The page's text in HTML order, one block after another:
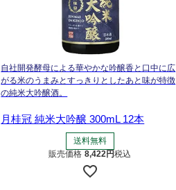
自社開発酵母による華やかな吟醸香と口中に広
がる米のうまみとすっきりとしたあと味が特徴
の純米大吟醸酒。
月桂冠 純米大吟醸 300mL 12本
送料無料
販売価格 8,422 税込